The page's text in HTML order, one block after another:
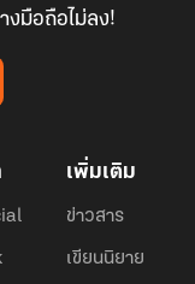
งมือถือไม่ลง!
เพิ่มเติม
ข่าวสาร
เขียนนิยาย